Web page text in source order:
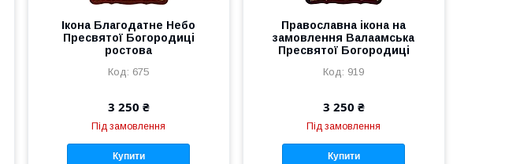
Ікона Благодатне Небо
Пресвятої Богородиці
ростова
675
3 250 ₴
Під замовлення
Купити
Православна ікона на
замовлення Валаамська
Пресвятої Богородиці
919
3 250 ₴
Під замовлення
Купити